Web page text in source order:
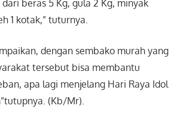
beras 5 Kg, gula 2 Kg, minyak
1 kotak,” tuturnya.
dengan sembako murah yang
tersebut bisa membantu
apa lagi menjelang Hari Raya Idol
(Kb/Mr).